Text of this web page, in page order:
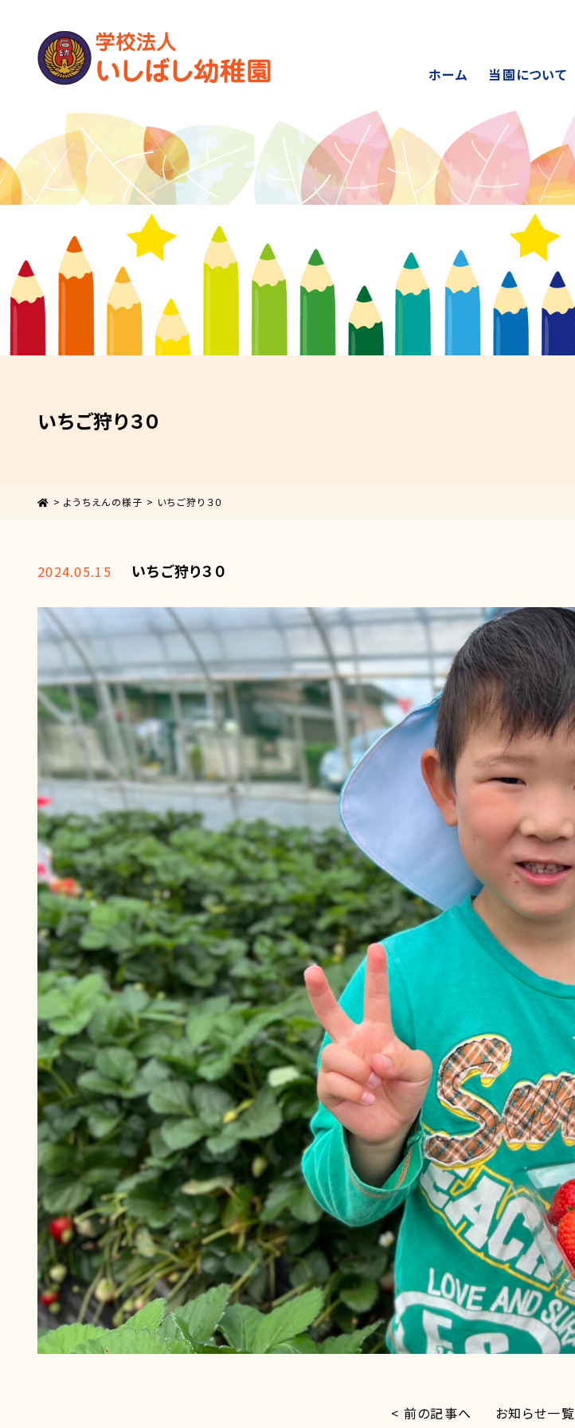
ホーム 当園について
いちご狩り３０
>ようちえんの様子 > いちご狩り３０
2024.05.15 いちご狩り３０
< 前の記事へ お知らせ一覧